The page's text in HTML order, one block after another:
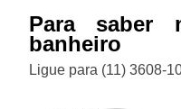
Para saber
banheiro
Ligue para (11) 3608-